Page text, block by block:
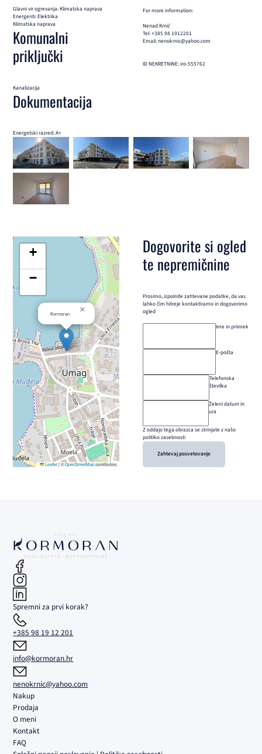
Glavni vir ogrevanja: Klimatska naprava
Energenti: Elektrika
Klimatska naprava
Komunalni
priključki
Kanalizacija
Dokumentacija
Energetski razred: A+
For more information:
Nenad Krnić
Tel: +385 98 1912201
Email: nenokrnic@yahoo.com
ID NEKRETNINE: iro-555762
Kormoran ×
+
−
Leaflet |© OpenStreetMapcontributors
Dogovorite si ogled
te nepremičnine
Prosimo, izpolnite zahtevane podatke, da vas
lahko čim hitreje kontaktiramo in dogovorimo
ogled
Ime in priimek
E-pošta
Telefonska
številka
Želeni datum in
ura
Z oddajo tega obrazca se strinjate z našo
politiko zasebnosti
Zahtevaj posvetovanje
Spremni za prvi korak?
+385 98 19 12 201
info@kormoran.hr
nenokrnic@yahoo.com
Nakup
Prodaja
O meni
Kontakt
FAQ